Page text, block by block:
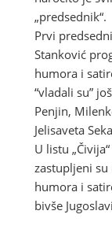
„predsednik“.
Prvi
Stanković
humora i
“vladali su”
Penjin,
Jelisaveta
U listu
zastupljeni
humora i
bivše